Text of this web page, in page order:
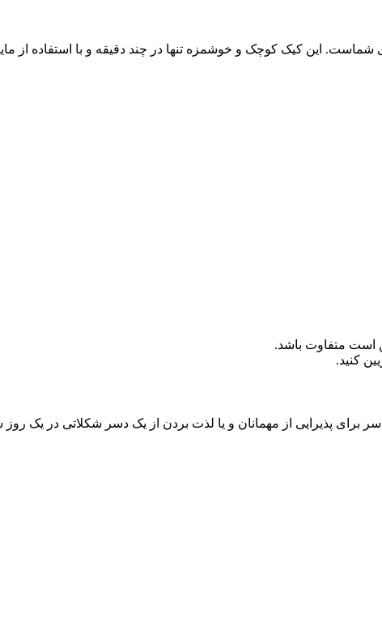
شماست. این کیک کوچک و خوشمزه تنها در چند دقیقه و با استفاده از
کنید.
برای پذیرایی از مهمانان و یا لذت بردن از یک دسر شکلاتی در یک